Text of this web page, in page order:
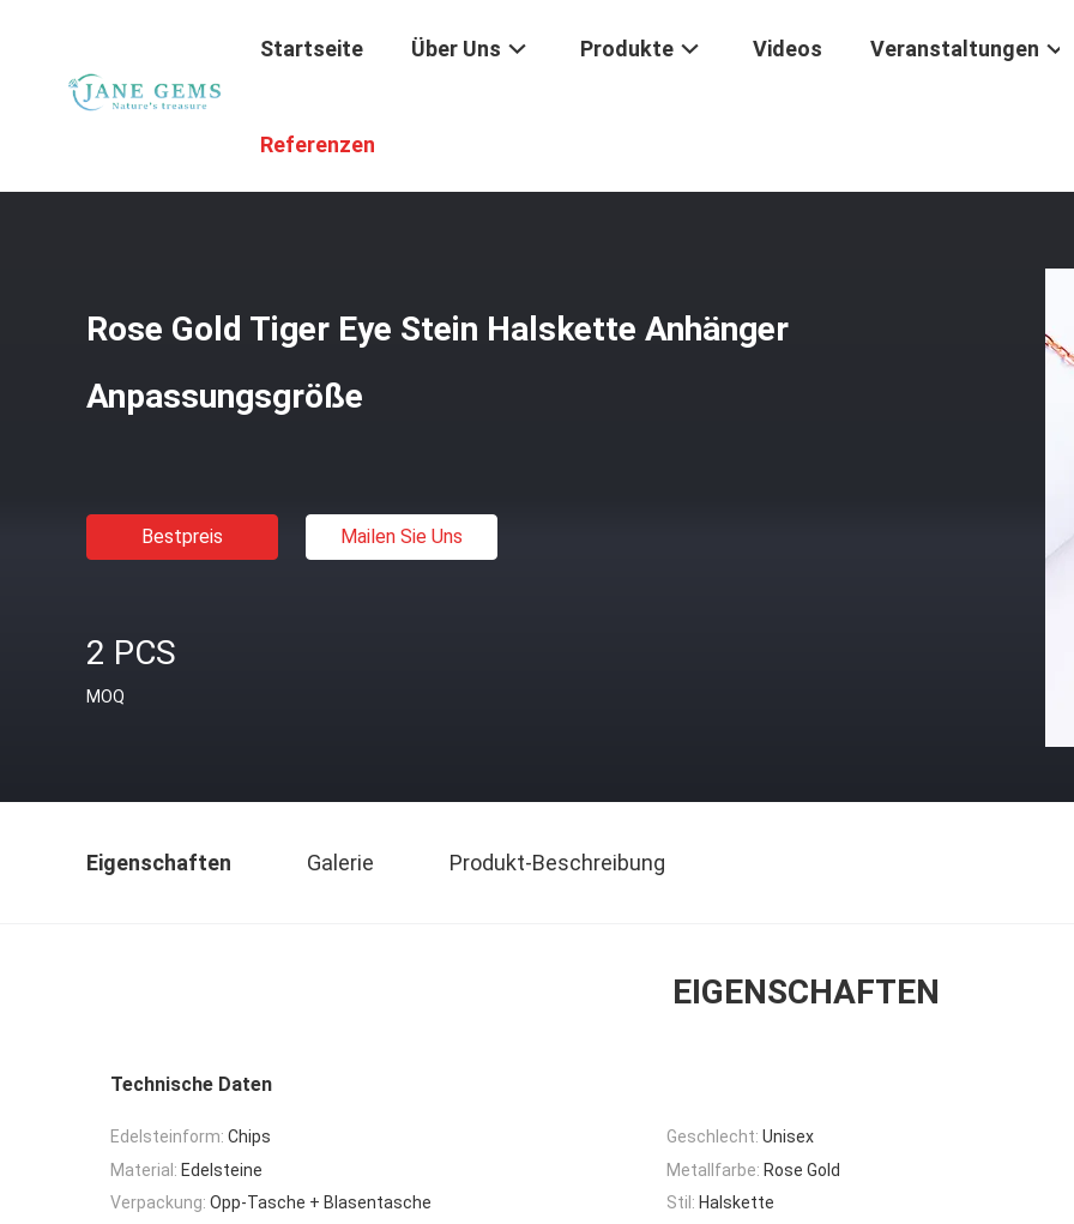
Startseite Über Uns Produkte Videos Veranstaltungen
Referenzen
Rose Gold Tiger Eye Stein Halskette Anhänger
Anpassungsgröße
Bestpreis Mailen Sie Uns
2 PCS
MOQ
Eigenschaften Galerie Produkt-Beschreibung
EIGENSCHAFTEN
Technische Daten
Edelsteinform: Chips Geschlecht: Unisex
Material: Edelsteine Metallfarbe: Rose Gold
Verpackung: Opp-Tasche + Blasentasche Stil: Halskette